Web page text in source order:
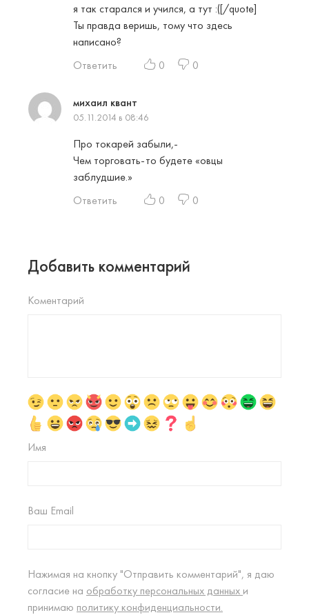
я так старался и учился, а тут :([/quote]
Ты правда веришь, тому что здесь
написано?
Ответить
0 0
михаил квант
05.11.2014 в 08:46
Про токарей забыли,-
Чем торговать-то будете «овцы
заблудшие.»
Ответить
0 0
Добавить комментарий
Коментарий
Имя
Ваш Email
Нажимая на кнопку "Отправить комментарий", я даю
согласие на обработку персональных данных и
принимаю политику конфиденциальности.